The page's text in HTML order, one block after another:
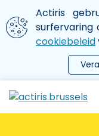
Aller au contenu
We gebruiken
Actiris
surfervaring
cookiebeleid
le menu